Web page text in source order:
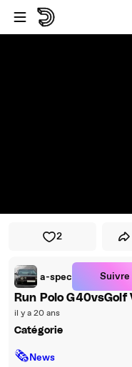
Passer au player
Passer au contenu
2
a-spec Suivre
Run Polo G40vsGolf
il y a 20 ans
Catégorie
🗞News